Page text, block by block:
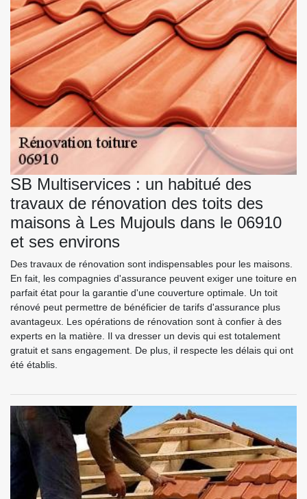
SB Multiservices : un habitué des
travaux de rénovation des toits des
maisons à Les Mujouls dans le 06910
et ses environs
Des travaux de rénovation sont indispensables pour les maisons.
En fait, les compagnies d'assurance peuvent exiger une toiture en
parfait état pour la garantie d'une couverture optimale. Un toit
rénové peut permettre de bénéficier de tarifs d'assurance plus
avantageux. Les opérations de rénovation sont à confier à des
experts en la matière. Il va dresser un devis qui est totalement
gratuit et sans engagement. De plus, il respecte les délais qui ont
été établis.